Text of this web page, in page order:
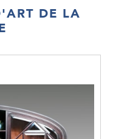
DE LA